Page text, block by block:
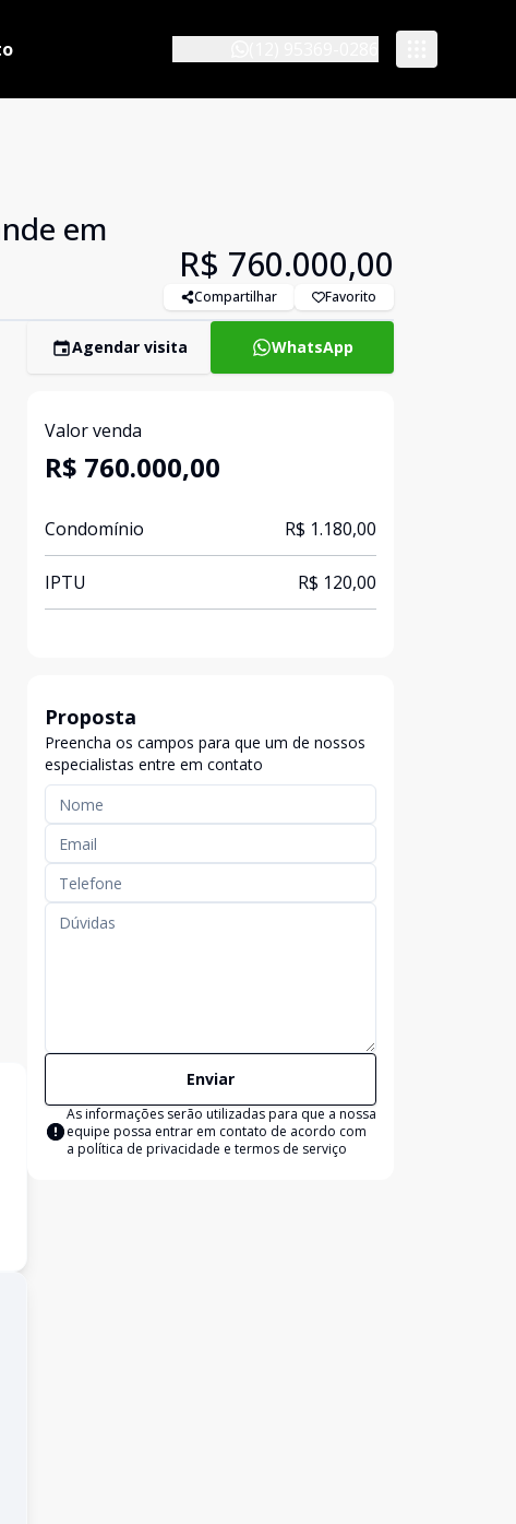
em
R$ 760.000,00
Compartilhar Favorito
Agendar visita WhatsApp
Valor venda
R$ 760.000,00
Condomínio R$ 1.180,00
IPTU R$ 120,00
Proposta
Preencha os campos para que um de nossos
especialistas entre em contato
Enviar
As informações serão utilizadas para que a nossa
equipe possa entrar em contato de acordo com
a política de privacidade e termos de serviço